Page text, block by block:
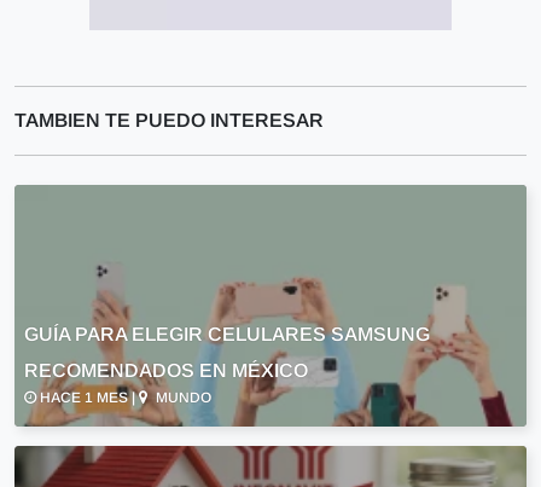
TAMBIEN TE PUEDO INTERESAR
GUÍA PARA ELEGIR CELULARES SAMSUNG
RECOMENDADOS EN MÉXICO
HACE 1 MES | MUNDO